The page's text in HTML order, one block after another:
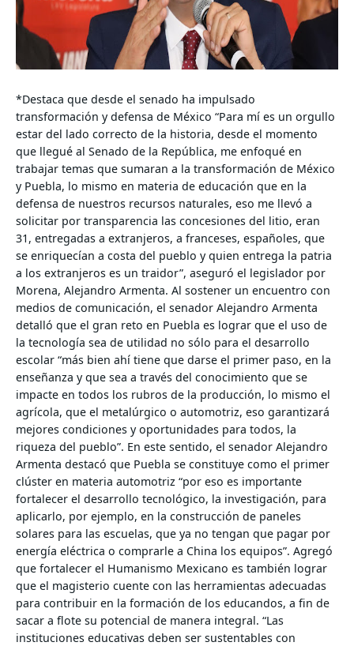
*Destaca que desde el senado ha impulsado
transformación y defensa de México “Para mí es un orgullo
estar del lado correcto de la historia, desde el momento
que llegué al Senado de la República, me enfoqué en
trabajar temas que sumaran a la transformación de México
y Puebla, lo mismo en materia de educación que en la
defensa de nuestros recursos naturales, eso me llevó a
solicitar por transparencia las concesiones del litio, eran
31, entregadas a extranjeros, a franceses, españoles, que
se enriquecían a costa del pueblo y quien entrega la patria
a los extranjeros es un traidor”, aseguró el legislador por
Morena, Alejandro Armenta. Al sostener un encuentro con
medios de comunicación, el senador Alejandro Armenta
detalló que el gran reto en Puebla es lograr que el uso de
la tecnología sea de utilidad no sólo para el desarrollo
escolar “más bien ahí tiene que darse el primer paso, en la
enseñanza y que sea a través del conocimiento que se
impacte en todos los rubros de la producción, lo mismo el
agrícola, que el metalúrgico o automotriz, eso garantizará
mejores condiciones y oportunidades para todos, la
riqueza del pueblo”. En este sentido, el senador Alejandro
Armenta destacó que Puebla se constituye como el primer
clúster en materia automotriz “por eso es importante
fortalecer el desarrollo tecnológico, la investigación, para
aplicarlo, por ejemplo, en la construcción de paneles
solares para las escuelas, que ya no tengan que pagar por
energía eléctrica o comprarle a China los equipos”. Agregó
que fortalecer el Humanismo Mexicano es también lograr
que el magisterio cuente con las herramientas adecuadas
para contribuir en la formación de los educandos, a fin de
sacar a flote su potencial de manera integral. “Las
instituciones educativas deben ser sustentables con